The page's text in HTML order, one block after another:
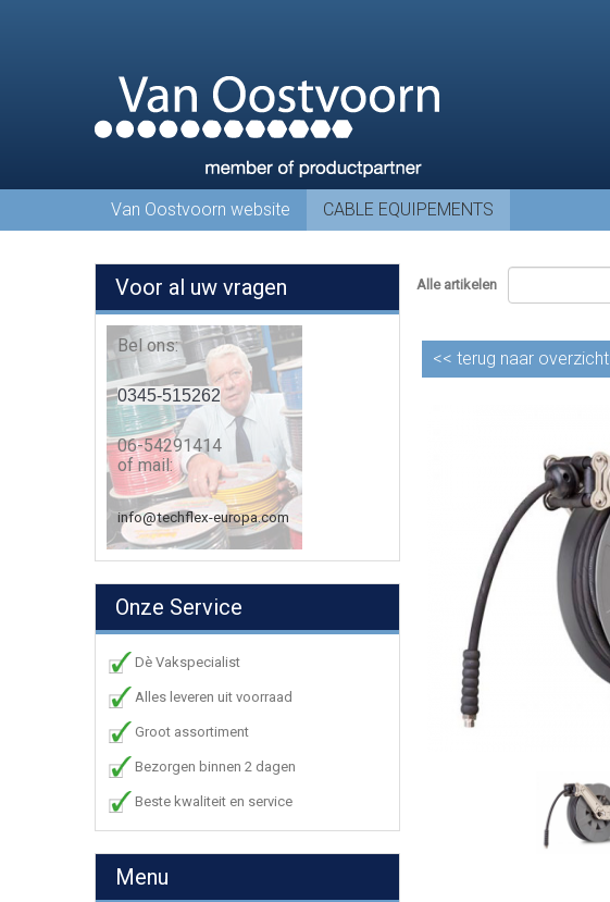
Van Oostvoorn website CABLE EQUIPEMENTS
Voor al uw vragen
Bel ons:
0345-515262
06-54291414
of mail:
info@techflex-europa.com
Onze Service
Dè Vakspecialist
Alles leveren uit voorraad
Groot assortiment
Bezorgen binnen 2 dagen
Beste kwaliteit en service
Menu
Alle artikelen
<< terug naar overzicht